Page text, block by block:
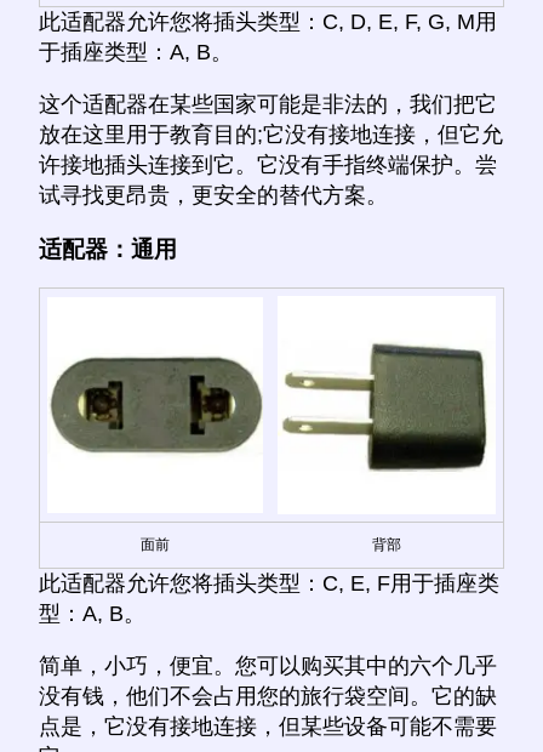
此适配器允许您将插头类型：C, D, E, F, G, M用
于插座类型：A, B。
这个适配器在某些国家可能是非法的，我们把它
放在这里用于教育目的;它没有接地连接，但它允
许接地插头连接到它。它没有手指终端保护。尝
试寻找更昂贵，更安全的替代方案。
适配器：通用
面前 背部
此适配器允许您将插头类型：C, E, F用于插座类
型：A, B。
简单，小巧，便宜。您可以购买其中的六个几乎
没有钱，他们不会占用您的旅行袋空间。它的缺
点是，它没有接地连接，但某些设备可能不需要